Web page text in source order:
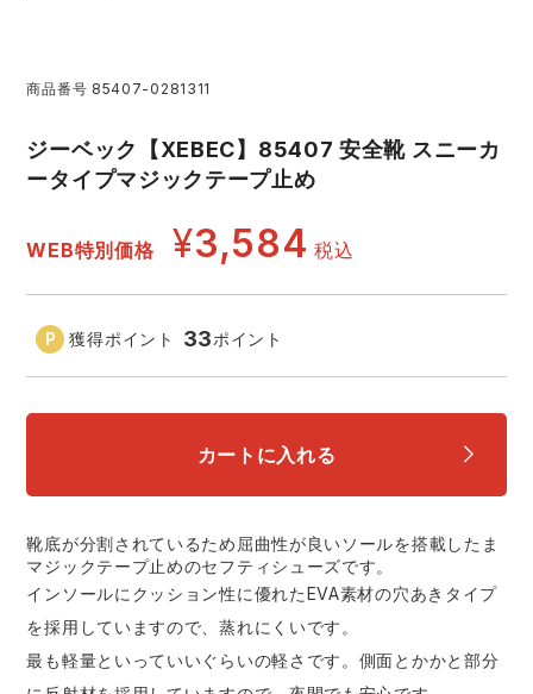
つなぎ
ファン付き作業着・空調服
電熱ウェア・ヒートウェア
コーコス ランキング
アイトス ランキング
ジーベック ランキング
作業着
防寒
カジュアル
ニオイクリア
エアークラフト 自重堂
セロリー 大阪支店
中塚被服 イーブンリバー
東洋物産工業
福山ゴム工業 ビッグボーン商事株式会社
商品番号 85407-0281311
ジーベック【XEBEC】85407 安全靴 スニーカ
ータイプマジックテープ止め
WEB特別価格 ¥3,584 税込
獲得ポイント 33ポイント
カートに入れる
靴底が分割されているため屈曲性が良いソールを搭載したま
マジックテープ止めのセフティシューズです。
インソールにクッション性に優れたEVA素材の穴あきタイプ
を採用していますので、蒸れにくいです。
最も軽量といっていいぐらいの軽さです。側面とかかと部分